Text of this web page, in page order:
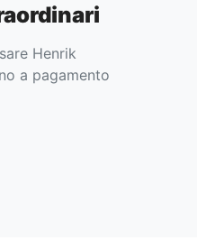
Henrik
a pagamento